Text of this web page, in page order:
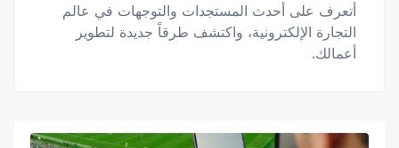
أتعرف على أحدث المستجدات والتوجهات في عالم
التجارة الإلكترونية، واكتشف طرقاً جديدة لتطوير
أعمالك.